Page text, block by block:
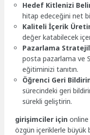
Hedef Kitlenizi
hitap edeceğini net
Kaliteli İçerik
değer katabilecek
Pazarlama
posta pazarlama ve
eğitiminizi tanıtın.
Öğrenci Geri
sürecindeki geri
sürekli geliştirin.
girişimciler için
özgün içeriklerle büyük